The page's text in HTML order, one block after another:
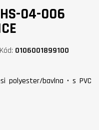
HS-04-006
Kód 0106001899100
polyester/bavlna • s PVC